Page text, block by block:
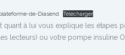
de-Diasend Télécharger
quant à lui vous explique les
lecteurs) ou votre pompe insuline